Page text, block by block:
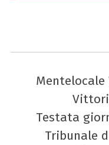
Mentelocale
Testata
Tribunale